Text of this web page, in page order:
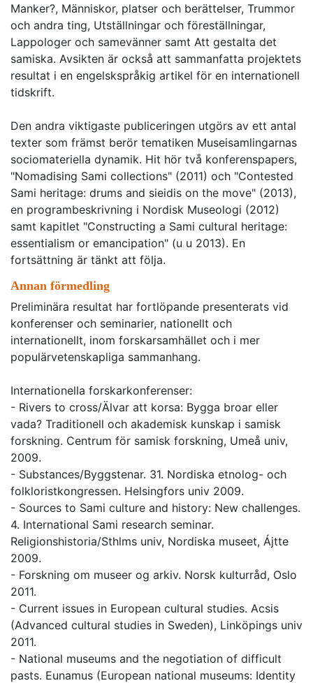
Manker?, Människor, platser och berättelser, Trummor
och andra ting, Utställningar och föreställningar,
Lappologer och samevänner samt Att gestalta det
samiska. Avsikten är också att sammanfatta projektets
resultat i en engelskspråkig artikel för en internationell
tidskrift.
Den andra viktigaste publiceringen utgörs av ett antal
texter som främst berör tematiken Museisamlingarnas
sociomateriella dynamik. Hit hör två konferenspapers,
"Nomadising Sami collections" (2011) och "Contested
Sami heritage: drums and sieidis on the move" (2013),
en programbeskrivning i Nordisk Museologi (2012)
samt kapitlet "Constructing a Sami cultural heritage:
essentialism or emancipation" (u u 2013). En
fortsättning är tänkt att följa.
Annan förmedling
Preliminära resultat har fortlöpande presenterats vid
konferenser och seminarier, nationellt och
internationellt, inom forskarsamhället och i mer
populärvetenskapliga sammanhang.
Internationella forskarkonferenser:
- Rivers to cross/Älvar att korsa: Bygga broar eller
vada? Traditionell och akademisk kunskap i samisk
forskning. Centrum för samisk forskning, Umeå univ,
2009.
- Substances/Byggstenar. 31. Nordiska etnolog- och
folkloristkongressen. Helsingfors univ 2009.
- Sources to Sami culture and history: New challenges.
4. International Sami research seminar.
Religionshistoria/Sthlms univ, Nordiska museet, Ájtte
2009.
- Forskning om museer og arkiv. Norsk kulturråd, Oslo
2011.
- Current issues in European cultural studies. Acsis
(Advanced cultural studies in Sweden), Linköpings univ
2011.
- National museums and the negotiation of difficult
pasts. Eunamus (European national museums: Identity